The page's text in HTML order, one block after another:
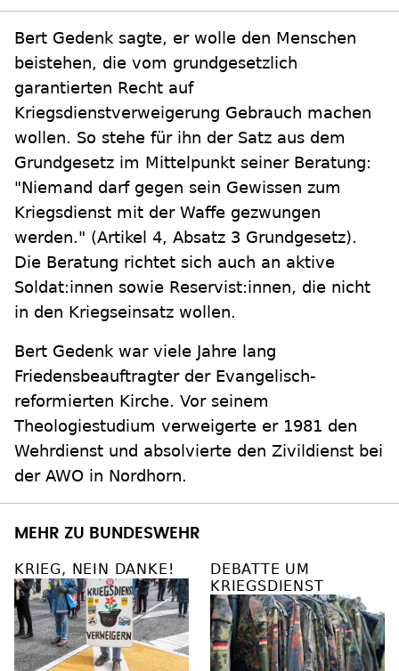
Bert Gedenk sagte, er wolle den Menschen
beistehen, die vom grundgesetzlich
garantierten Recht auf
Kriegsdienstverweigerung Gebrauch machen
wollen. So stehe für ihn der Satz aus dem
Grundgesetz im Mittelpunkt seiner Beratung:
"Niemand darf gegen sein Gewissen zum
Kriegsdienst mit der Waffe gezwungen
werden." (Artikel 4, Absatz 3 Grundgesetz).
Die Beratung richtet sich auch an aktive
Soldat:innen sowie Reservist:innen, die nicht
in den Kriegseinsatz wollen.
Bert Gedenk war viele Jahre lang
Friedensbeauftragter der Evangelisch-
reformierten Kirche. Vor seinem
Theologiestudium verweigerte er 1981 den
Wehrdienst und absolvierte den Zivildienst bei
der AWO in Nordhorn.
MEHR ZU BUNDESWEHR
KRIEG, NEIN DANKE!
DEBATTE UM
KRIEGSDIENST